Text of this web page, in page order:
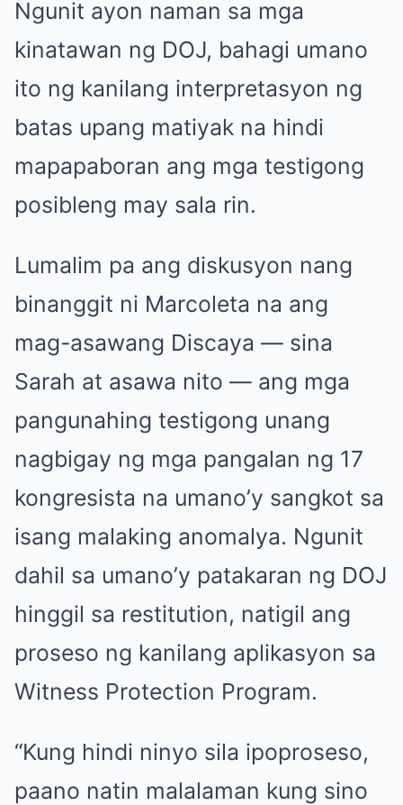
Ngunit ayon naman sa mga
kinatawan ng DOJ, bahagi umano
ito ng kanilang interpretasyon ng
batas upang matiyak na hindi
mapapaboran ang mga testigong
posibleng may sala rin.
Lumalim pa ang diskusyon nang
binanggit ni Marcoleta na ang
mag-asawang Discaya — sina
Sarah at asawa nito — ang mga
pangunahing testigong unang
nagbigay ng mga pangalan ng 17
kongresista na umano’y sangkot sa
isang malaking anomalya. Ngunit
dahil sa umano’y patakaran ng DOJ
hinggil sa restitution, natigil ang
proseso ng kanilang aplikasyon sa
Witness Protection Program.
“Kung hindi ninyo sila ipoproseso,
paano natin malalaman kung sino